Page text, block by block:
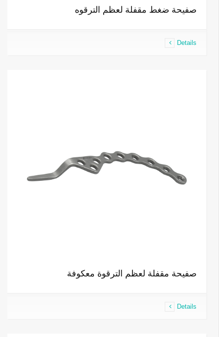
صفيحة ضغط مقفلة لعظم الترقوه
Details
صفيحة مقفلة لعظم الترقوة معكوفة
Details